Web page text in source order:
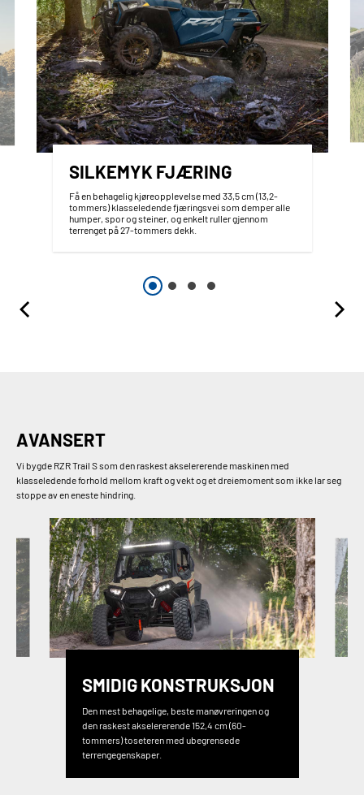
SILKEMYK FJÆRING
Få en behagelig kjøreopplevelse med 33,5 cm (13,2-
tommers) klasseledende fjæringsvei som demper alle
humper, spor og steiner, og enkelt ruller gjennom
terrenget på 27-tommers dekk.
AVANSERT
Vi bygde RZR Trail S som den raskest akselererende maskinen med
klasseledende forhold mellom kraft og vekt og et dreiemoment som ikke lar seg
stoppe av en eneste hindring.
SMIDIG KONSTRUKSJON
Den mest behagelige, beste manøvreringen og
den raskest akselererende 152,4 cm (60-
tommers) toseteren med ubegrensede
terrengegenskaper.